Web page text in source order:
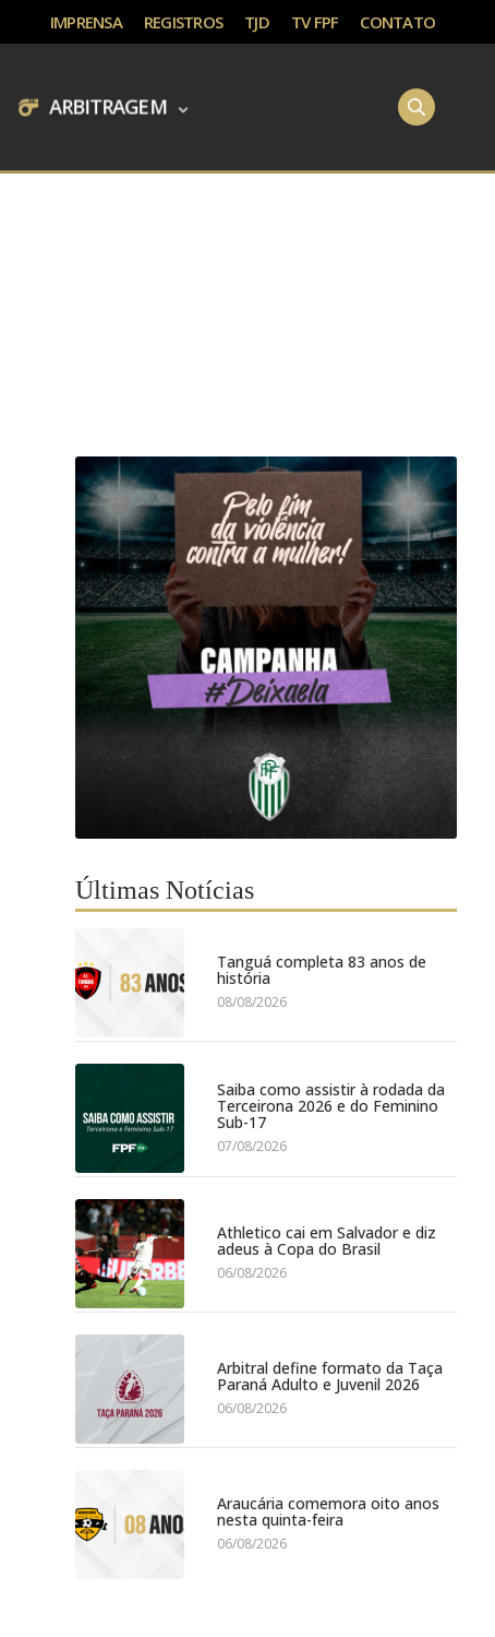
IMPRENSA REGISTROS TJD TV FPF CONTATO
ARBITRAGEM
Últimas Notícias
Tanguá completa 83 anos de
história
08/08/2026
Saiba como assistir à rodada da
Terceirona 2026 e do Feminino
Sub-17
07/08/2026
Athletico cai em Salvador e diz
adeus à Copa do Brasil
06/08/2026
Arbitral define formato da Taça
Paraná Adulto e Juvenil 2026
06/08/2026
Araucária comemora oito anos
nesta quinta-feira
06/08/2026